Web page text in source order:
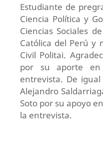
Estudiante de
Ciencia Política y
Ciencias Sociales
Católica del Perú y
Civil Politai.
por su aporte
entrevista. De
Alejandro
Soto por su apoyo
la entrevista.